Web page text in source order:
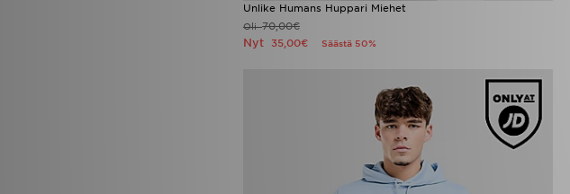
Unlike Humans Huppari Miehet
Oli70,00€
Nyt 35,00€ Säästä 50%